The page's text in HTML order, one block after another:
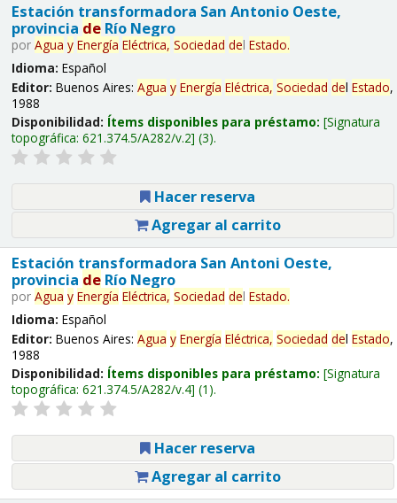
Estación transformadora San Antonio Oeste,
provincia deRío Negro
por Agua y Energía Eléctrica, Sociedad del Estado.
Idioma: Español
Editor: Buenos Aires: Agua y Energía Eléctrica, Sociedad del Estado,
1988
Disponibilidad: Ítems disponibles para préstamo: Signatura
topográfica: 621.374.5/A282/v.2 (3).
Hacer reserva
Agregar al carrito
Estación transformadora San Antoni Oeste,
provincia deRío Negro
por Agua y Energía Eléctrica, Sociedad del Estado.
Idioma: Español
Editor: Buenos Aires: Agua y Energía Eléctrica, Sociedad del Estado,
1988
Disponibilidad: Ítems disponibles para préstamo: Signatura
topográfica: 621.374.5/A282/v.4 (1).
Hacer reserva
Agregar al carrito